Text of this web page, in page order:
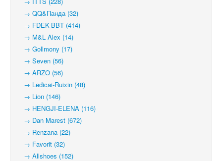
→ QQ&Панда (32)
→ FDEK-BBT (414)
→ M&L Alex (14)
→ Gollmony (17)
→ Seven (56)
→ ARZO (56)
→ Ledicai-Ruixin (48)
→ Lion (146)
→ HENGJI-ELENA (116)
→ Dan Marest (672)
→ Renzana (22)
→ Favorit (32)
→ Allshoes (152)